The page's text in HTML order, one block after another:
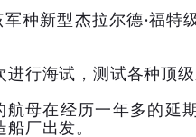
种新型杰拉尔德·福特
行海试，测试各种顶级
航母在经历一年多的延
厂出发。